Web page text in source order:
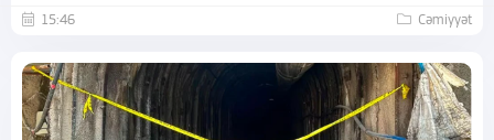
15:46 Cəmiyyət